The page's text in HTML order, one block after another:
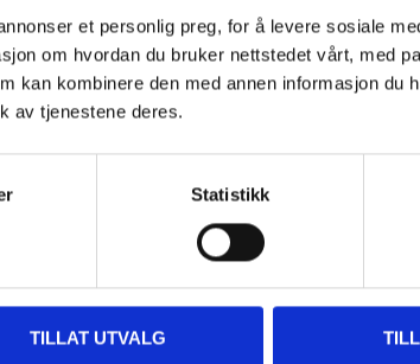
et personlig preg, for å levere sosiale
om hvordan du bruker nettstedet vårt, med
kan kombinere den med annen informasjon du
av tjenestene deres.
Statistikk
TILLAT UTVALG
105,-
19-1128 20-